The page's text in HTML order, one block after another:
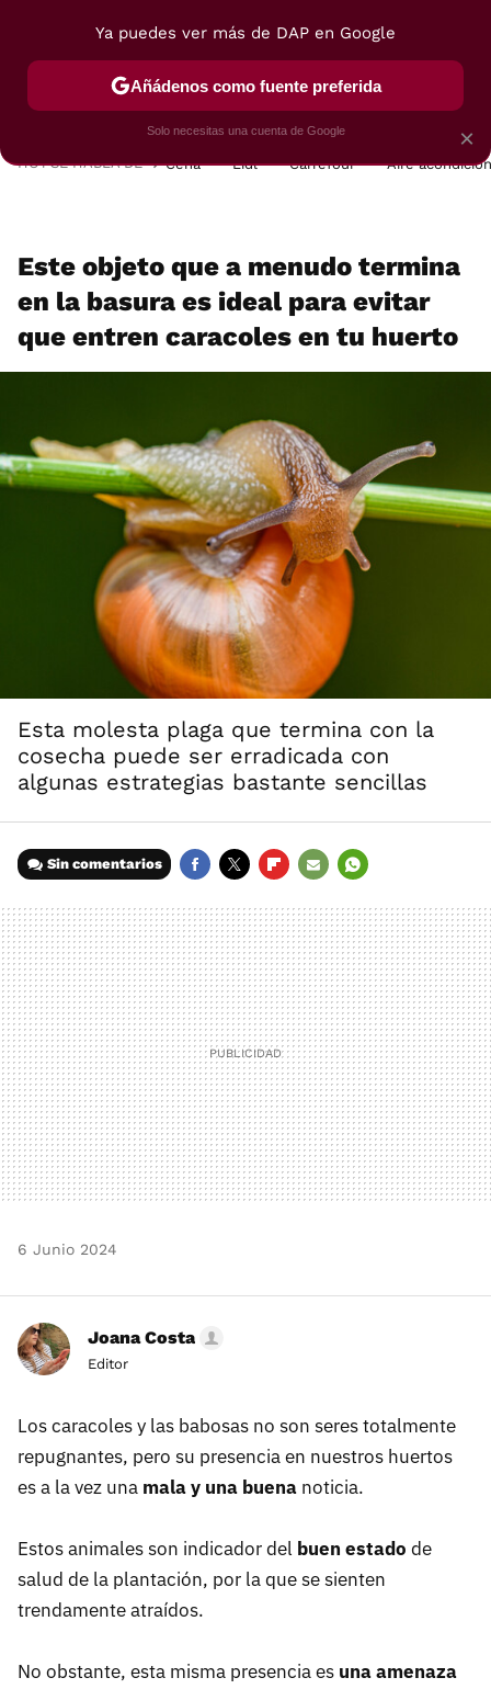
POSTRES VIAJES SELECCIÓN VEGUI
HOY SE HABLA DE Cena Lidl Carrefour Aire
Este objeto que a menudo termina
en la basura es ideal para evitar
que entren caracoles en tu huerto
Esta molesta plaga que termina con la
cosecha puede ser erradicada con
algunas estrategias bastante sencillas
Sin comentarios
MAIL
6 Junio 2024
Joana Costa
Editor
Los caracoles y las babosas no son seres totalmente
repugnantes, pero su presencia en nuestros huertos
es a la vez una mala y una buena noticia.
Estos animales son indicador del buen estado de
salud de la plantación, por la que se sienten
trendamente atraídos.
No obstante, esta misma presencia es una amenaza
×
Ya puedes ver más de DAP en Google
Añádenos como fuente preferida
Solo necesitas una cuenta de Google